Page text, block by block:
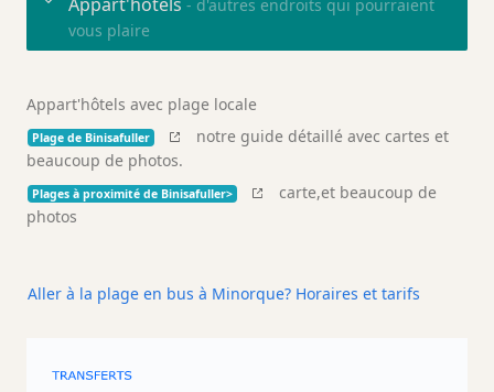
- d'autres endroits qui pourraient
vous plaire
Appart'hôtels avec plage locale
Plage de Binisafuller
notre guide détaillé avec cartes et
beaucoup de photos.
Plages à proximité de Binisafuller>
carte,et beaucoup de
photos
Aller à la plage en bus à Minorque? Horaires et tarifs